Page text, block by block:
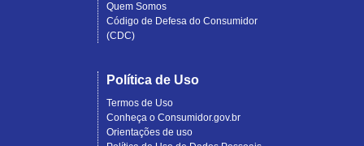
Quem Somos
Código de Defesa do Consumidor
(CDC)
Política de Uso
Termos de Uso
Conheça o Consumidor.gov.br
Orientações de uso